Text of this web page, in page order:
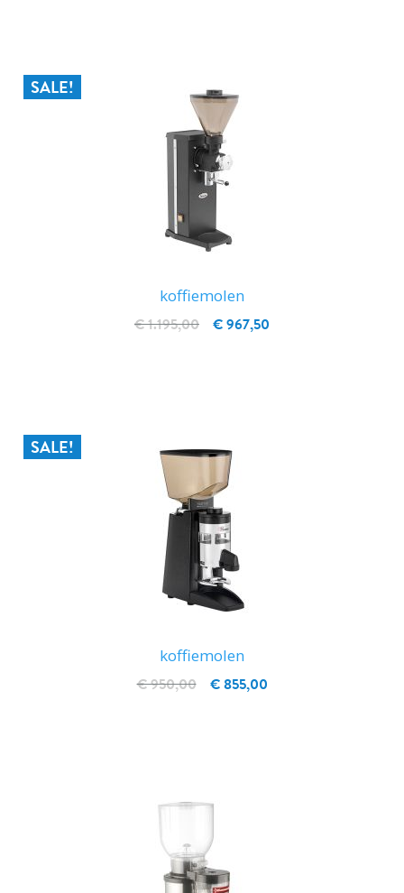
SALE!
koffiemolen
€ 967,50
€ 1.195,00
SALE!
koffiemolen
€ 855,00
€ 950,00